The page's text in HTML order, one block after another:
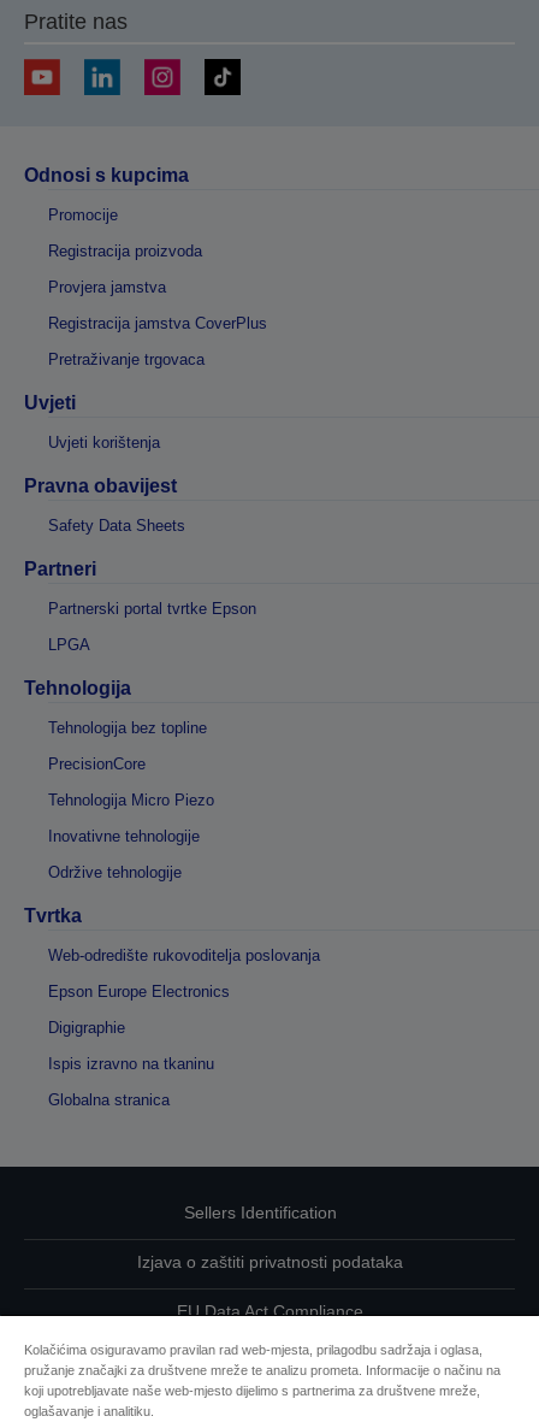
Pratite nas
Odnosi s kupcima
Promocije
Registracija proizvoda
Provjera jamstva
Registracija jamstva CoverPlus
Pretraživanje trgovaca
Uvjeti
Uvjeti korištenja
Pravna obavijest
Safety Data Sheets
Partneri
Partnerski portal tvrtke Epson
LPGA
Tehnologija
Tehnologija bez topline
PrecisionCore
Tehnologija Micro Piezo
Inovativne tehnologije
Održive tehnologije
Tvrtka
Web-odredište rukovoditelja poslovanja
Epson Europe Electronics
Digigraphie
Ispis izravno na tkaninu
Globalna stranica
Sellers Identification
Izjava o zaštiti privatnosti podataka
EU Data Act Compliance
Kontaktirajte nas u vezi svojih podataka
Kolačićima osiguravamo pravilan rad web-mjesta, prilagodbu sadržaja i oglasa,
pružanje značajki za društvene mreže te analizu prometa. Informacije o načinu na
koji upotrebljavate naše web-mjesto dijelimo s partnerima za društvene mreže,
oglašavanje i analitiku.